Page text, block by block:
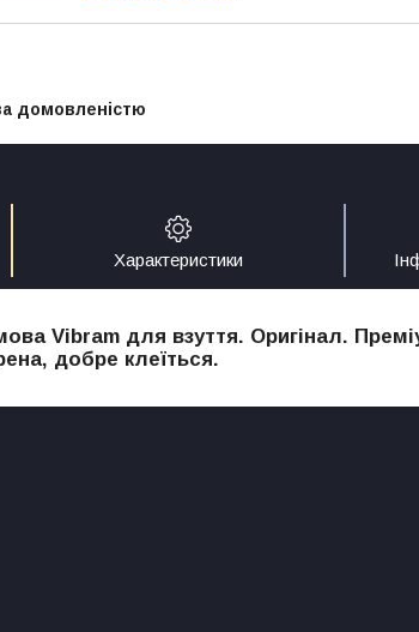
домовленістю
Характеристики
Vibram для взуття. Оригінал.
добре клеїться.